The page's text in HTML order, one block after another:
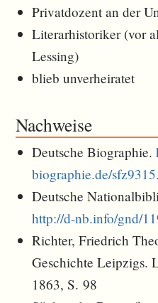
Privatdozent an der
Literarhistoriker (vor
Lessing)
blieb unverheiratet
Nachweise
Deutsche Biographie.
biographie.de/
Deutsche
http://d-nb.info/gnd/
Richter, Friedrich
Geschichte Leipzigs.
1863, S. 98